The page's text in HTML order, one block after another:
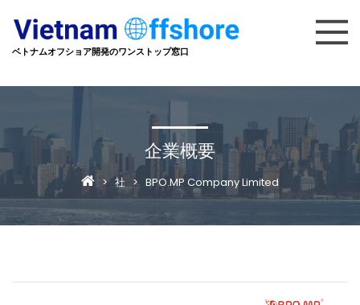
ベトナムオフショア開発のワンストップ窓口
企業概要
>社 > BPO.MP Company Limited